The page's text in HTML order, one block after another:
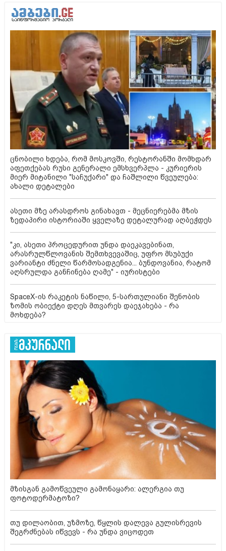
ცნობილი ხდება, რომ მოსკოვში, რესტორანში მომხდარ
აფეთქებას რუსი გენერალი ემსხვერპლა - კურიერის
მიერ მიტანილი "საჩუქარი" და ჩაშლილი წვეულება:
ახალი დეტალები
ასეთი მზე არასდროს გინახავთ - მეცნიერებმა მზის
ზედაპირი ისტორიაში ყველაზე დეტალურად აღბეჭდეს
"კი, ასეთი პროცედურით უნდა დაეკავებინათ,
არასრულწლოვანის შემთხვევაშიც, უფრო მსუბუქი
ვარიანტი ძნელი წარმოსადგენია... ბუნდოვანია, რატომ
აღსრულდა განჩინება ღამე" - იურისტები
SpaceX-ის რაკეტის ნაწილი, 5-სართულიანი შენობის
ზომის ობიექტი დღეს მთვარეს დაეჯახება - რა
მოხდება?
მზისგან გამოწვეული გამონაყარი: ალერგია თუ
ფოტოდერმატოზი?
თუ დილაობით, უზმოზე, წყლის დალევა გულისრევის
შეგრძნებას იწვევს - რა უნდა ვიცოდეთ